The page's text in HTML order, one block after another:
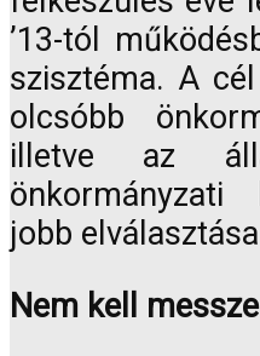
’13-tól
szisztéma. A
olcsóbb
illetve az
önkormányzati
jobb
Nem kell